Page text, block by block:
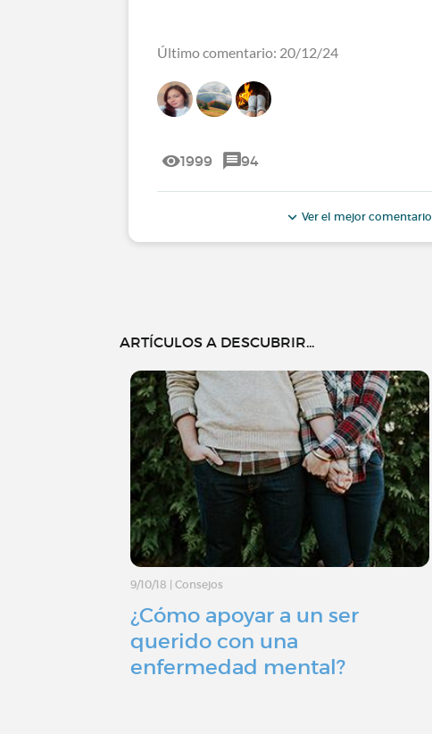
Último comentario: 20/12/24
1999 94
Ver el mejor comentario
ARTÍCULOS A DESCUBRIR...
9/10/18 |Consejos
¿Cómo apoyar a un ser
querido con una
enfermedad mental?